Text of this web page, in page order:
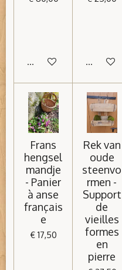
In winkelwagenIn
Frans
hengsel
mandje
- Panier
à anse
français
e
€ 17,50
Rek van
oude
steenvo
rmen -
Support
de
vieilles
formes
en
pierre